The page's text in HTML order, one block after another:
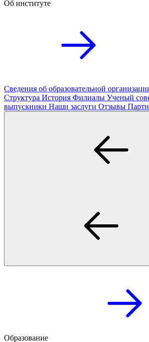
Об институте
Сведения об образовательной
Структура История Филиалы Ученый
выпускники Наши заслуги Отзывы
Образование